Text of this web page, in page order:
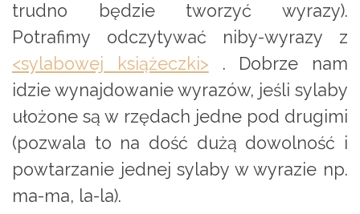
trudno będzie tworzyć wyrazy).
Potrafimy odczytywać niby-wyrazy z
<sylabowej książeczki> . Dobrze nam
idzie wynajdowanie wyrazów, jeśli sylaby
ułożone są w rzędach jedne pod drugimi
(pozwala to na dość dużą dowolność i
powtarzanie jednej sylaby w wyrazie np.
ma-ma, la-la).